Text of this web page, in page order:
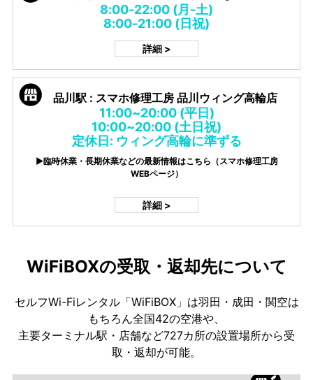
8:00-22:00 (月-土)
8:00-21:00 (日祝)
詳細 >
品川駅 : スマホ修理工房 品川ウィング高輪店
11:00~20:00 (平日)
10:00~20:00 (土日祝)
定休日: ウィング高輪に準ずる
▶臨時休業・長期休業などの最新情報はこちら（スマホ修理工房
WEBページ）
詳細 >
WiFiBOXの受取・返却先について
セルフWi-Fiレンタル「WiFiBOX」は羽田・成田・関空は
もちろん全国42の空港や、
主要ターミナル駅・店舗など727カ所の設置場所から受
取・返却が可能。